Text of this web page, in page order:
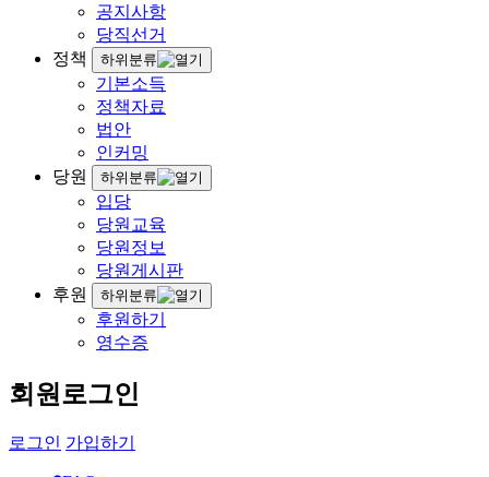
공지사항
당직선거
정책
하위분류
기본소득
정책자료
법안
인커밍
당원
하위분류
입당
당원교육
당원정보
당원게시판
후원
하위분류
후원하기
영수증
회원로그인
로그인 가입하기